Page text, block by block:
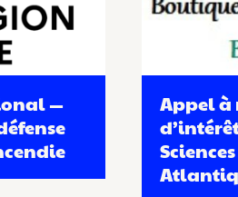
—
Appel